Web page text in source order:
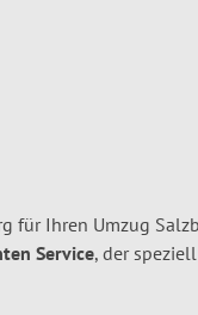
für Ihren Umzug
Service, der